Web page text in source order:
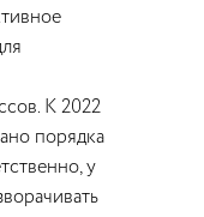
К 2022
порядка
у